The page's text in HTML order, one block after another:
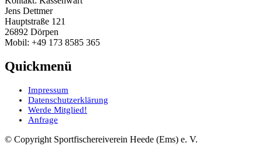
Jens Dettmer
Hauptstraße 121
26892 Dörpen
Mobil: +49 173 8585 365
Quickmenü
Impressum
Datenschutzerklärung
Werde Mitglied!
Anfrage
© Copyright Sportfischereiverein Heede (Ems) e. V.